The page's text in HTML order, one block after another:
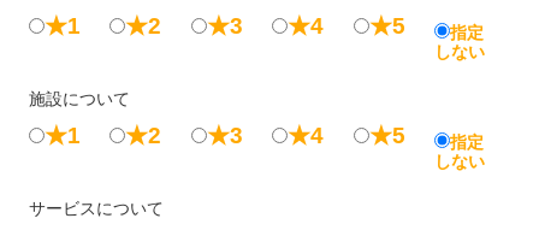
★1 ★2 ★3 ★4 ★5
指定
しない
施設について
★1 ★2 ★3 ★4 ★5
指定
しない
サービスについて